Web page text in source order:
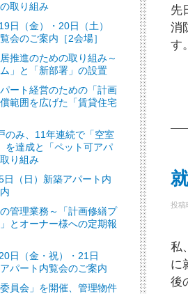
先
消
す。
投稿
私
に
後
取り組み
日（金）・20日（土）
会のご案内［2会場］
推進のための取り組み～
ム」と「新部署」の設置
ート経営のための「計画
範囲を広げた「賃貸住宅
のみ、11年連続で「空室
を達成と「ペット可アパ
り組み
日（日）新築アパート内
管理業務～「計画修繕プ
とオーナー様への定期報
日（金・祝）・21日
アパート内覧会のご案内
委員会」を開催、管理物件